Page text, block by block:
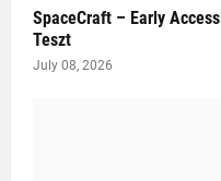
SpaceCraft – Early Access
Teszt
July 08, 2026